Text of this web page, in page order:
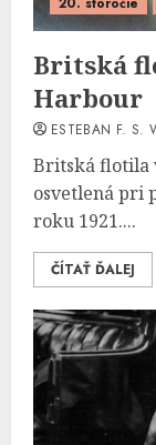
Britská
Harbour
ESTEBAN F. S.
Britská flotila
osvetlená pri
roku 1921....
ČÍTAŤ ĎALEJ